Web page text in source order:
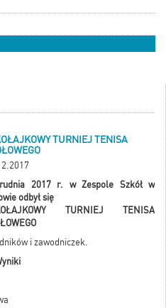
TURNIEJ TENISA
2017 r. w Zespole Szkół w
odbył się
TURNIEJ TENISA
i zawodniczek.